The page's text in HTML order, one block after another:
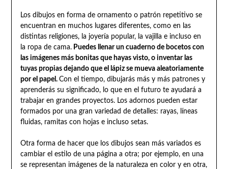
Los dibujos en forma de ornamento o patrón repetitivo se
encuentran en muchos lugares diferentes, como en las
distintas religiones, la joyería popular, la vajilla e incluso en
la ropa de cama.Puedes llenar un cuaderno de bocetos con
las imágenes más bonitas que hayas visto, o inventar las
tuyas propias dejando que el lápiz se mueva aleatoriamente
por el papel. Con el tiempo, dibujarás más y más patrones y
aprenderás su significado, lo que en el futuro te ayudará a
trabajar en grandes proyectos. Los adornos pueden estar
formados por una gran variedad de detalles: rayas, líneas
fluidas, ramitas con hojas e incluso setas.
Otra forma de hacer que los dibujos sean más variados es
cambiar el estilo de una página a otra; por ejemplo, en una
se representan imágenes de la naturaleza en color y en otra,